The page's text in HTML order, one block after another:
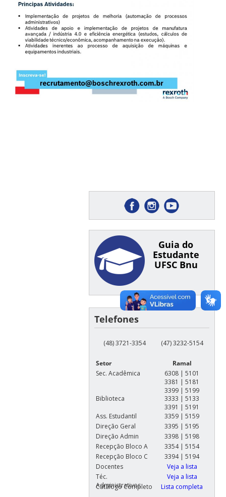
Guia do
Estudante
UFSC Bnu
Telefones
(48) 3721-3354 (47) 3232-5154
Setor
Ramal
Sec. Acadêmica
6308 | 5101
3381 | 5181
3399 | 5199
Biblioteca
3333 | 5133
3391 | 5191
Ass. Estudantil
3359 | 5159
Direção Geral
3395 | 5195
Direção Admin
3398 | 5198
Recepção Bloco A
3354 | 5154
Recepção Bloco C
3394 | 5194
Docentes
Veja a lista
Téc.
Administrativos
Veja a lista
Catálogo Completo
Lista completa